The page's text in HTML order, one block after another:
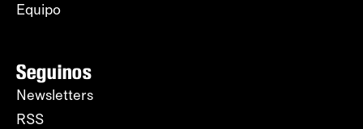
Equipo
Seguinos
Newsletters
RSS